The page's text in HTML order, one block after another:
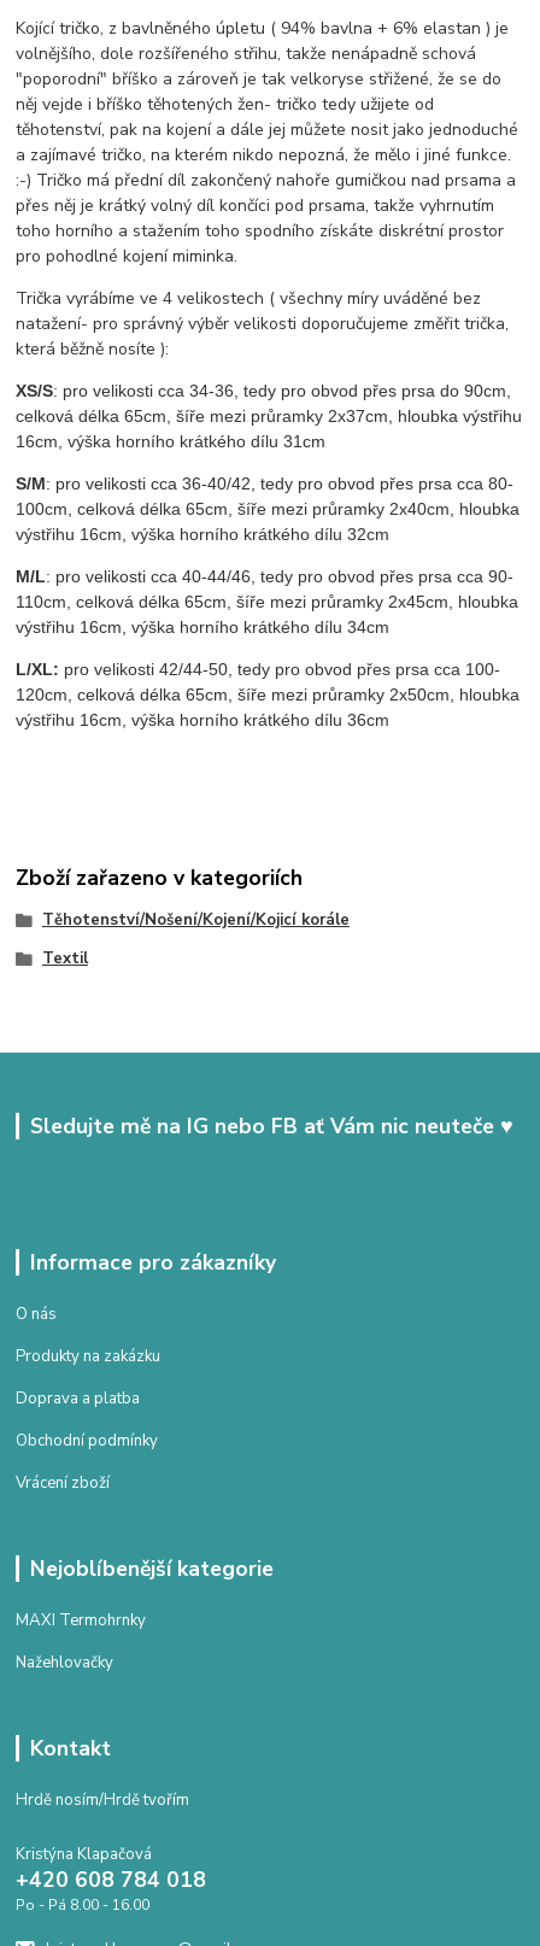
Kojící tričko, z bavlněného úpletu ( 94% bavlna + 6% elastan ) je
volnějšího, dole rozšířeného střihu, takže nenápadně schová
"poporodní" bříško a zároveň je tak velkoryse střižené, že se do
něj vejde i bříško těhotených žen- tričko tedy užijete od
těhotenství, pak na kojení a dále jej můžete nosit jako jednoduché
a zajímavé tričko, na kterém nikdo nepozná, že mělo i jiné funkce.
:-) Tričko má přední díl zakončený nahoře gumičkou nad prsama a
přes něj je krátký volný díl končíci pod prsama, takže vyhrnutím
toho horního a stažením toho spodního získáte diskrétní prostor
pro pohodlné kojení miminka.
Trička vyrábíme ve 4 velikostech ( všechny míry uváděné bez
natažení- pro správný výběr velikosti doporučujeme změřit trička,
která běžně nosíte ):
XS/S: pro velikosti cca 34-36, tedy pro obvod přes prsa do 90cm,
celková délka 65cm, šíře mezi průramky 2x37cm, hloubka výstřihu
16cm, výška horního krátkého dílu 31cm
S/M: pro velikosti cca 36-40/42, tedy pro obvod přes prsa cca 80-
100cm, celková délka 65cm, šíře mezi průramky 2x40cm, hloubka
výstřihu 16cm, výška horního krátkého dílu 32cm
M/L: pro velikosti cca 40-44/46, tedy pro obvod přes prsa cca 90-
110cm, celková délka 65cm, šíře mezi průramky 2x45cm, hloubka
výstřihu 16cm, výška horního krátkého dílu 34cm
L/XL: pro velikosti 42/44-50, tedy pro obvod přes prsa cca 100-
120cm, celková délka 65cm, šíře mezi průramky 2x50cm, hloubka
výstřihu 16cm, výška horního krátkého dílu 36cm
Zboží zařazeno v kategoriích
Těhotenství/Nošení/Kojení/Kojicí korále
Textil
Sledujte mě na IG nebo FB ať Vám nic neuteče ♥
Informace pro zákazníky
O nás
Produkty na zakázku
Doprava a platba
Obchodní podmínky
Vrácení zboží
Nejoblíbenější kategorie
MAXI Termohrnky
Nažehlovačky
Kontakt
Hrdě nosím/Hrdě tvořím
Kristýna Klapačová
+420 608 784 018
Po - Pá 8.00 - 16.00